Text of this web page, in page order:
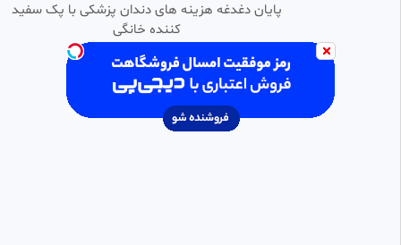
پایان دغدغه هزینه های دندان پزشکی با پک سفید
کننده خانگی